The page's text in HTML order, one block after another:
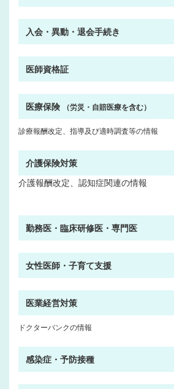
入会・異動・退会手続き
医師資格証
医療保険 （労災・自賠医療を含む）
診療報酬改定、指導及び適時調査等の情報
介護保険対策
介護報酬改定、認知症関連の情報
勤務医・臨床研修医・専門医
女性医師・子育て支援
医業経営対策
ドクターバンクの情報
感染症・予防接種